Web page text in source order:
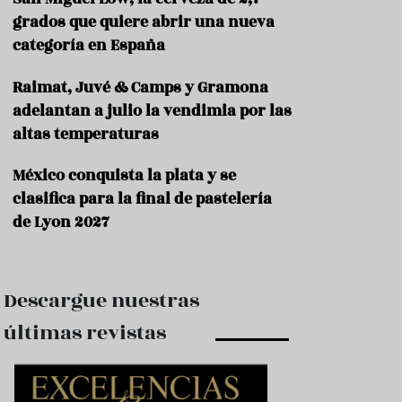
s
r
a
n
F
n
grados que quiere abrir una nueva
categoría en España
Raimat, Juvé & Camps y Gramona
adelantan a julio la vendimia por las
altas temperaturas
México conquista la plata y se
clasifica para la final de pastelería
de Lyon 2027
Descargue nuestras
últimas revistas